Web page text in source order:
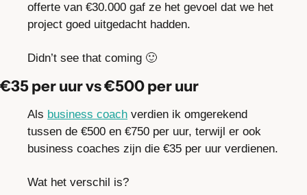
offerte van €30.000 gaf ze het gevoel dat we het
project goed uitgedacht hadden.
Didn’t see that coming 🙂
€35 per uur vs €500 per uur
Als business coach verdien ik omgerekend
tussen de €500 en €750 per uur, terwijl er ook
business coaches zijn die €35 per uur verdienen.
Wat het verschil is?